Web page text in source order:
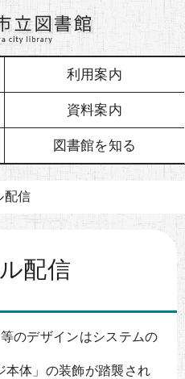
利用案内
資料案内
図書館を知る
信
配信
のデザインはシステムの
本体」の装飾が踏襲され